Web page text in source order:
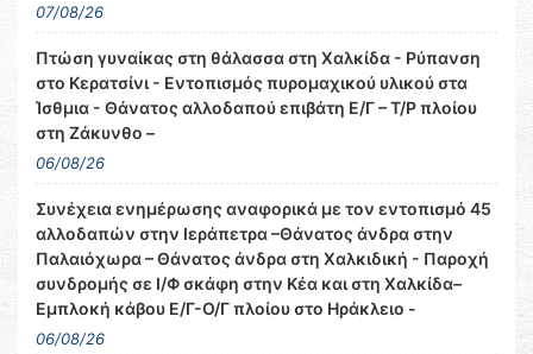
07/08/26
Πτώση γυναίκας στη θάλασσα στη Χαλκίδα - Ρύπανση
στο Κερατσίνι - Εντοπισμός πυρομαχικού υλικού στα
Ίσθμια - Θάνατος αλλοδαπού επιβάτη Ε/Γ – Τ/Ρ πλοίου
στη Ζάκυνθο –
06/08/26
Συνέχεια ενημέρωσης αναφορικά με τον εντοπισμό 45
αλλοδαπών στην Ιεράπετρα –Θάνατος άνδρα στην
Παλαιόχωρα – Θάνατος άνδρα στη Χαλκιδική - Παροχή
συνδρομής σε Ι/Φ σκάφη στην Κέα και στη Χαλκίδα–
Εμπλοκή κάβου Ε/Γ-Ο/Γ πλοίου στο Ηράκλειο -
06/08/26